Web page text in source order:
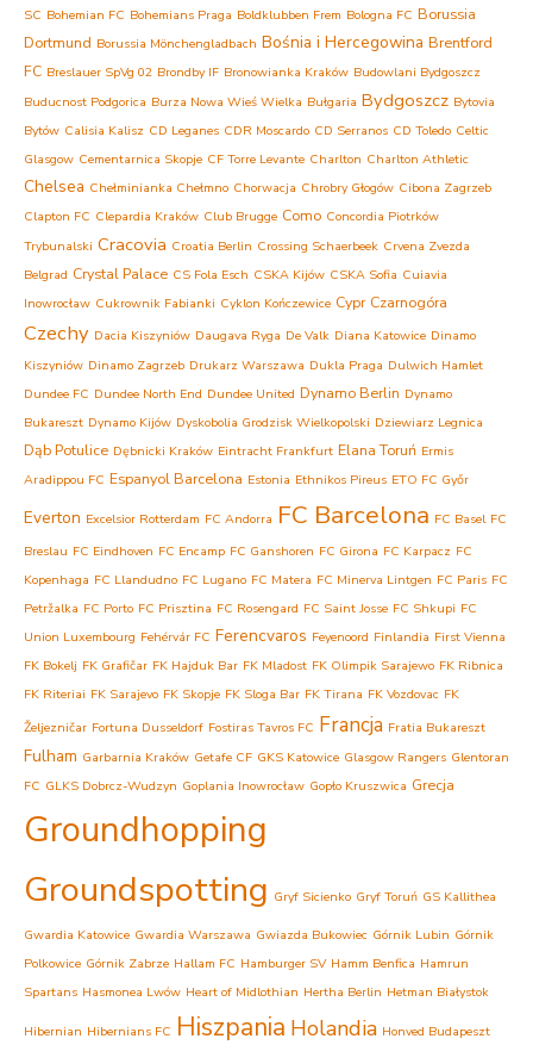
SC Bohemian FC Bohemians Praga Boldklubben Frem Bologna FC Borussia
Dortmund Borussia Mönchengladbach Bośnia i Hercegowina Brentford
FC Breslauer SpVg 02 Brondby IF Bronowianka Kraków Budowlani Bydgoszcz
Buducnost Podgorica Burza Nowa Wieś Wielka Bułgaria Bydgoszcz Bytovia
Bytów Calisia Kalisz CD Leganes CDR Moscardo CD Serranos CD Toledo Celtic
Glasgow Cementarnica Skopje CF Torre Levante Charlton Charlton Athletic
Chelsea Chełminianka Chełmno Chorwacja Chrobry Głogów Cibona Zagrzeb
Clapton FC Clepardia Kraków Club Brugge Como Concordia Piotrków
Trybunalski Cracovia Croatia Berlin Crossing Schaerbeek Crvena Zvezda
Belgrad Crystal Palace CS Fola Esch CSKA Kijów CSKA Sofia Cuiavia
Inowrocław Cukrownik Fabianki Cyklon Kończewice Cypr Czarnogóra
Czechy Dacia Kiszyniów Daugava Ryga De Valk Diana Katowice Dinamo
Kiszyniów Dinamo Zagrzeb Drukarz Warszawa Dukla Praga Dulwich Hamlet
Dundee FC Dundee North End Dundee United Dynamo Berlin Dynamo
Bukareszt Dynamo Kijów Dyskobolia Grodzisk Wielkopolski Dziewiarz Legnica
Dąb Potulice Dębnicki Kraków Eintracht Frankfurt Elana Toruń Ermis
Aradippou FC Espanyol Barcelona Estonia Ethnikos Pireus ETO FC Győr
Everton Excelsior Rotterdam FC Andorra FC Barcelona FC Basel FC
Breslau FC Eindhoven FC Encamp FC Ganshoren FC Girona FC Karpacz FC
Kopenhaga FC Llandudno FC Lugano FC Matera FC Minerva Lintgen FC Paris FC
Petržalka FC Porto FC Prisztina FC Rosengard FC Saint Josse FC Shkupi FC
Union Luxembourg Fehérvár FC Ferencvaros Feyenoord Finlandia First Vienna
FK Bokelj FK Grafičar FK Hajduk Bar FK Mladost FK Olimpik Sarajewo FK Ribnica
FK Riteriai FK Sarajevo FK Skopje FK Sloga Bar FK Tirana FK Vozdovac FK
Željezničar Fortuna Dusseldorf Fostiras Tavros FC Francja Fratia Bukareszt
Fulham Garbarnia Kraków Getafe CF GKS Katowice Glasgow Rangers Glentoran
FC GLKS Dobrcz-Wudzyn Goplania Inowrocław Gopło Kruszwica Grecja
Groundhopping
Groundspotting Gryf Sicienko Gryf Toruń GS Kallithea
Gwardia Katowice Gwardia Warszawa Gwiazda Bukowiec Górnik Lubin Górnik
Polkowice Górnik Zabrze Hallam FC Hamburger SV Hamm Benfica Hamrun
Spartans Hasmonea Lwów Heart of Midlothian Hertha Berlin Hetman Białystok
Hibernian Hibernians FC Hiszpania Holandia Honved Budapeszt